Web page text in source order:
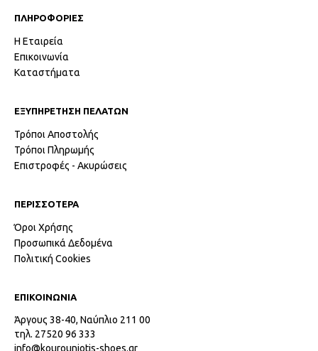
ΠΛΗΡΟΦΟΡΙΕΣ
Η Εταιρεία
Επικοινωνία
Καταστήματα
ΕΞΥΠΗΡΕΤΗΣΗ ΠΕΛΑΤΩΝ
Τρόποι Αποστολής
Τρόποι Πληρωμής
Επιστροφές - Ακυρώσεις
ΠΕΡΙΣΣΟΤΕΡΑ
Όροι Χρήσης
Προσωπικά Δεδομένα
Πολιτική Cookies
ΕΠΙΚΟΙΝΩΝΙΑ
Άργους 38-40, Ναύπλιο 211 00
τηλ. 27520 96 333
info@kourouniotis-shoes.gr